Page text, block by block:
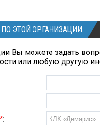
ЭТОЙ ОРГАНИЗАЦИИ
Вы можете задать
или любую другую
*: